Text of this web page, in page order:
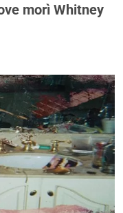
morì Whitney